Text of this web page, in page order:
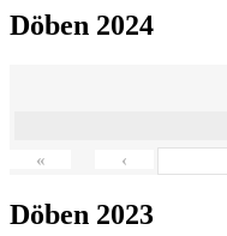
Döben 2024
« ‹
Döben 2023